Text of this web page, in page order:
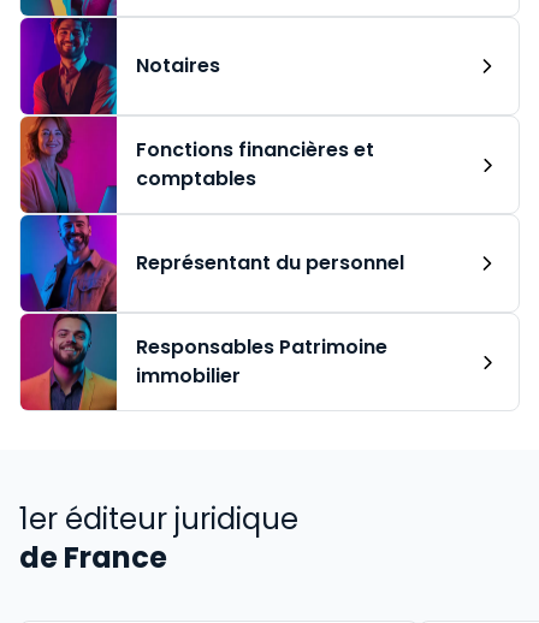
Notaires
Fonctions financières et
comptables
Représentant du personnel
Responsables Patrimoine
immobilier
1er éditeur juridique
de France